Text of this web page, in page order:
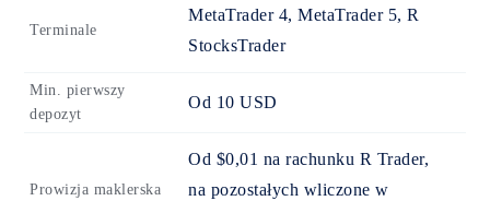
Terminale
MetaTrader 4, MetaTrader 5, R
StocksTrader
Min. pierwszy
depozyt
Od 10 USD
Prowizja maklerska
Od $0,01 na rachunku R Trader,
na pozostałych wliczone w